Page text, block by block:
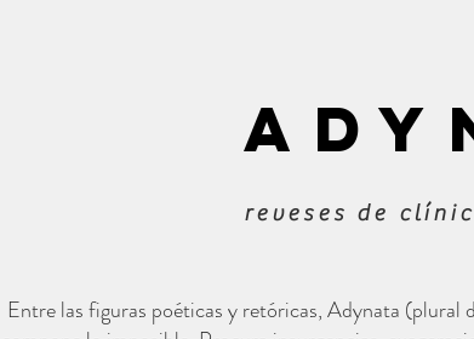
reveses de
Entre las figuras poéticas y retóricas, Adynata (plural